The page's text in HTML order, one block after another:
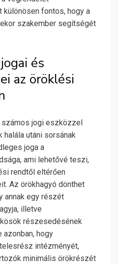
különösen fontos, hogy a
szakember segítségét
és
az öröklési
jogi eszközzel
halála utáni sorsának
joga a
ami lehetővé teszi,
rendtől eltérően
Az örökhagyó dönthet
annak egy részét
illetve
részesedésének
azonban, hogy
intézményét,
minimális örökrészét